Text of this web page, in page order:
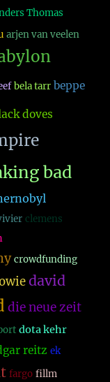
Thomas
arjen van veelen
bela tarr beppe
doves
bad
clemens
crowdfunding
david
die neue zeit
dota kehr
reitz ek
fargo fillm